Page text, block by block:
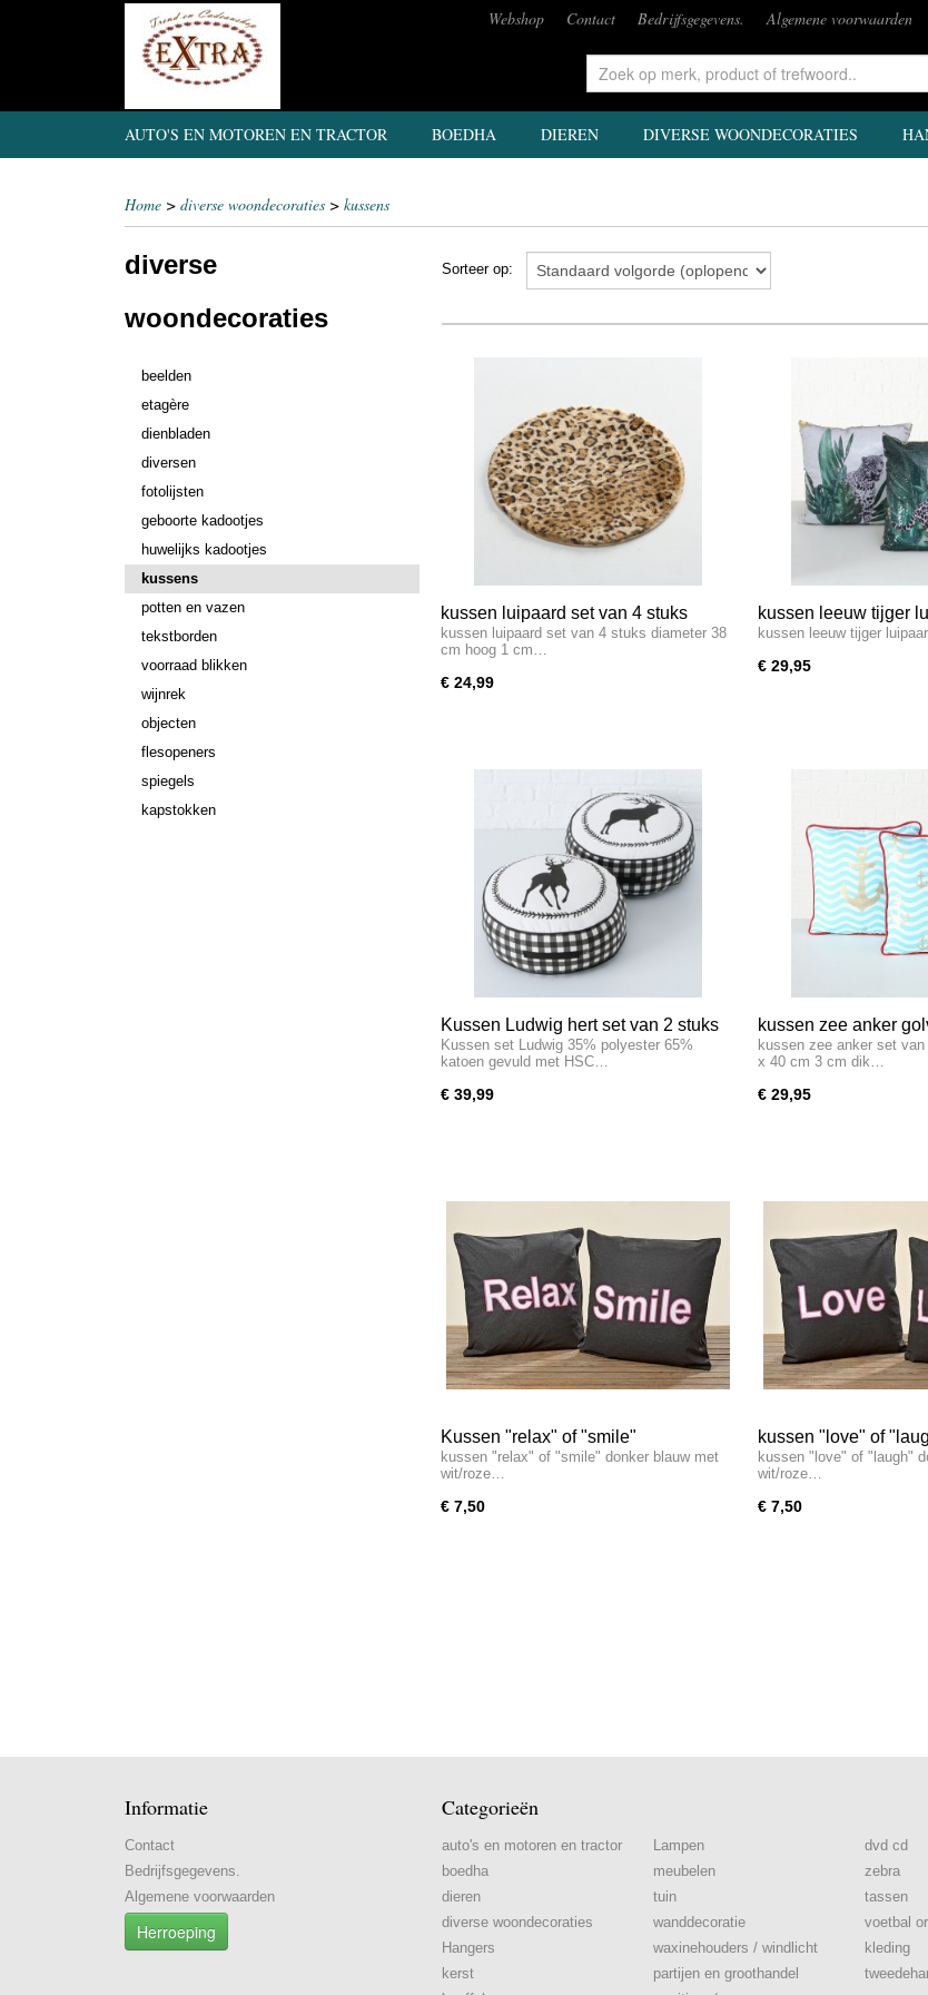
Webshop Contact Bedrijfsgegevens. Algemene voorwaarden
AUTO'S EN MOTOREN EN TRACTOR BOEDHA DIEREN DIVERSE WOONDECORATIES
Home > diverse woondecoraties > kussens
diverse
woondecoraties
beelden
etagère
dienbladen
diversen
fotolijsten
geboorte kadootjes
huwelijks kadootjes
kussens
potten en vazen
tekstborden
voorraad blikken
wijnrek
objecten
flesopeners
spiegels
kapstokken
Sorteer op:
kussen luipaard set van 4 stuks
kussen luipaard set van 4 stuks diameter 38
cm hoog 1 cm…
€ 24,99
kussen leeuw tijger
2 stuks
kussen leeuw tijger
€ 29,95
Kussen Ludwig hert set van 2 stuks
Kussen set Ludwig 35% polyester 65%
katoen gevuld met HSC…
€ 39,99
kussen zee anker
stuks
kussen zee anker set
x 40 cm 3 cm dik…
€ 29,95
Kussen "relax" of "smile"
kussen "relax" of "smile" donker blauw met
wit/roze…
€ 7,50
kussen "love" of
kussen "love" of "laugh"
wit/roze…
€ 7,50
Informatie
Contact
Bedrijfsgegevens.
Algemene voorwaarden
Herroeping
Categorieën
auto's en motoren en tractor
boedha
dieren
diverse woondecoraties
Hangers
kerst
Lampen
meubelen
tuin
wanddecoratie
waxinehouders / windlicht
partijen en groothandel
dvd cd
zebra
tassen
voetbal
kleding